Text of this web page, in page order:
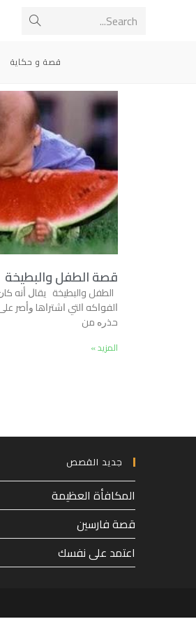
Search...
قصة و حكاية
قصة الطفل والبطيخة
الطفل والبطيخة ﻳﻘﺎﻝ ﺃﻧﻪ
ﺍﻟﻔﻮﺍﻛﻪ ﺍﻟﺘﻲ ﺍﺷﺘﺮﺍﻫﺎ ﻭﺃﺻﺮ
ﺣﺬﺭﻩ ﻣﻦ
المزيد »
جديد القصص
المكافأة العظيمة
قصة فارسين
اعتمد على نفسك